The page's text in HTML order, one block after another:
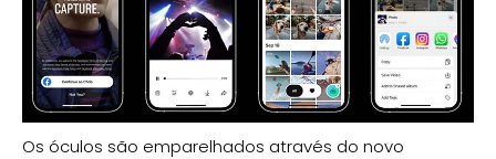
Os óculos são emparelhados através do novo